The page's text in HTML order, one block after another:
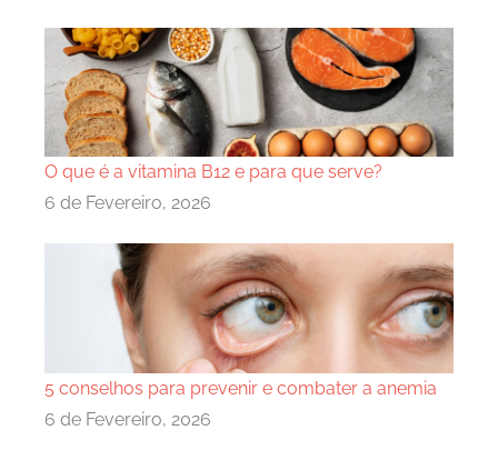
O que é a vitamina B12 e para que serve?
6 de Fevereiro, 2026
5 conselhos para prevenir e combater a anemia
6 de Fevereiro, 2026